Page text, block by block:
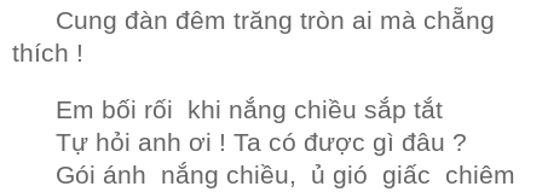
Cung đàn đêm trăng tròn ai mà chẵng
thích !
Em bối rối khi nắng chiều sắp tắt
Tự hỏi anh ơi ! Ta có được gì đâu ?
Gói ánh nắng chiều, ủ gió giấc chiêm